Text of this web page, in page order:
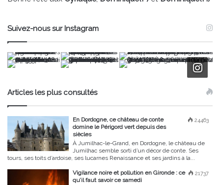
Suivez-nous sur Instagram
Articles les plus consultés
24463
En Dordogne, ce château de conte
domine le Périgord vert depuis des
siècles
À Jumilhac-le-Grand, en Dordogne, le château de
Jumilhac semble sorti d’un décor de conte. Ses
tours, ses toits d’ardoise, ses lucarnes Renaissance et ses jardins à la...
21737
Vigilance noire et pollution en Gironde : ce
qu’il faut savoir ce samedi